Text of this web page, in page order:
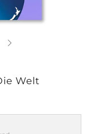
Welt